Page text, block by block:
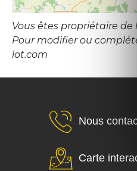
Vous êtes propriétaire de
Pour modifier ou
lot.com
Nous
Carte